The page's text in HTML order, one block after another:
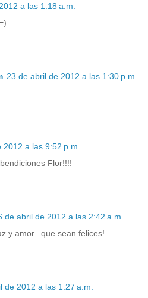
a las 1:18 a.m.
23 de abril de 2012 a las 1:30 p.m.
a las 9:52 p.m.
Flor!!!!
de abril de 2012 a las 2:42 a.m.
y amor.. que sean felices!
de 2012 a las 1:27 a.m.